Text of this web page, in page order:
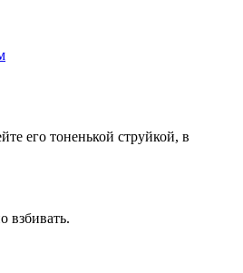
его тоненькой струйкой, в
взбивать.